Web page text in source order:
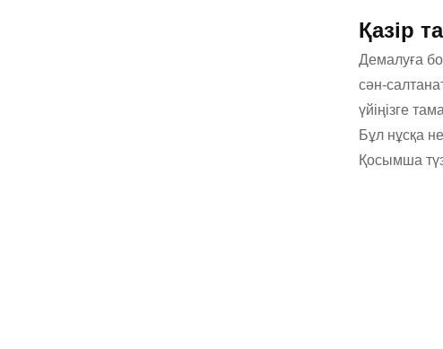
Қазір
Демалуға
сән-
үйіңізге
Бұл нұсқа
Қосымша